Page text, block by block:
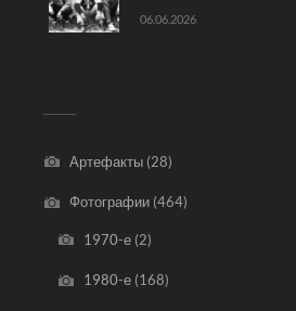
06.06.2026
Артефакты (28)
Фотографии (464)
1970-е(2)
1980-е(168)